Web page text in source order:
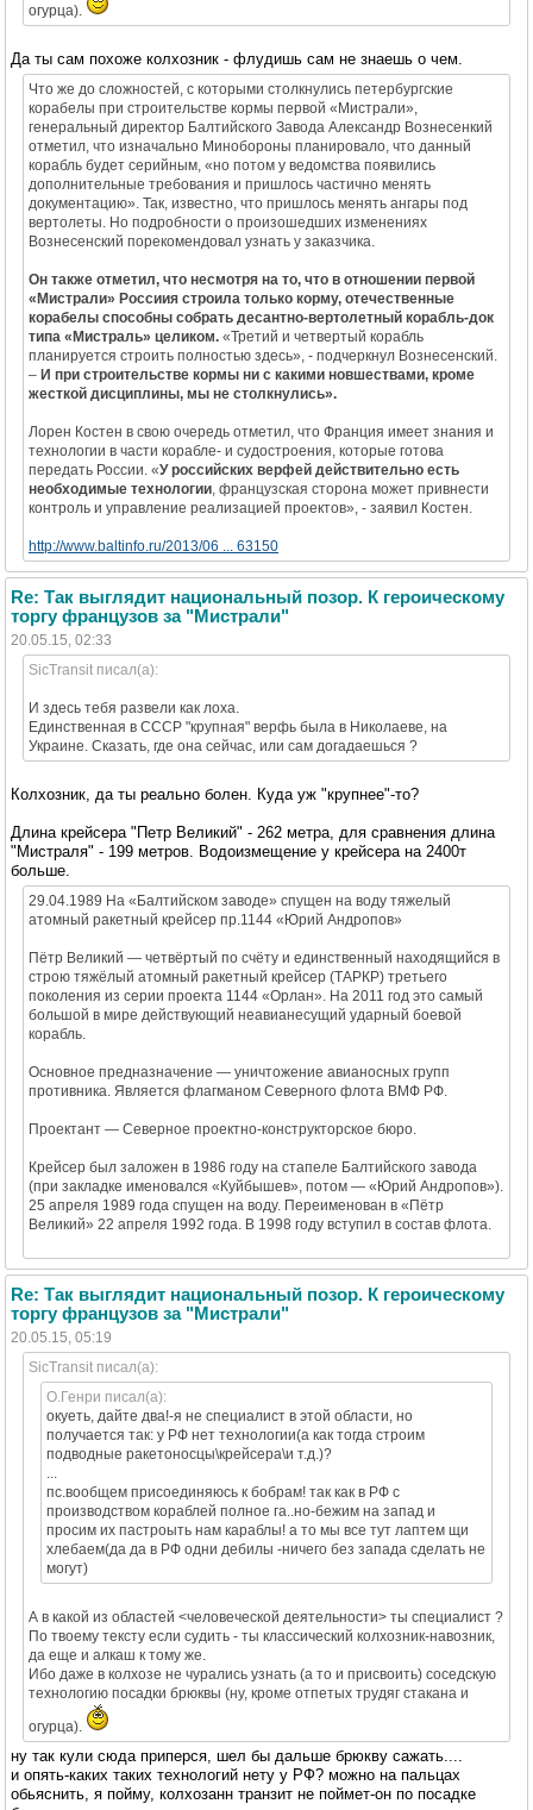
огурца).
Да ты сам похоже колхозник - флудишь сам не знаешь о чем.
Что же до сложностей, с которыми столкнулись петербургские
корабелы при строительстве кормы первой «Мистрали»,
генеральный директор Балтийского Завода Александр Вознесенкий
отметил, что изначально Минобороны планировало, что данный
корабль будет серийным, «но потом у ведомства появились
дополнительные требования и пришлось частично менять
документацию». Так, известно, что пришлось менять ангары под
вертолеты. Но подробности о произошедших изменениях
Вознесенский порекомендовал узнать у заказчика.
Он также отметил, что несмотря на то, что в отношении первой
«Мистрали» Россиия строила только корму, отечественные
корабелы способны собрать десантно-вертолетный корабль-док
типа «Мистраль» целиком. «Третий и четвертый корабль
планируется строить полностью здесь», - подчеркнул Вознесенский.
– И при строительстве кормы ни с какими новшествами, кроме
жесткой дисциплины, мы не столкнулись».
Лорен Костен в свою очередь отметил, что Франция имеет знания и
технологии в части корабле- и судостроения, которые готова
передать России. «У российских верфей действительно есть
необходимые технологии , французская сторона может привнести
контроль и управление реализацией проектов», - заявил Костен.
http://www.baltinfo.ru/2013/06 ... 63150
Re: Так выглядит национальный позор. К героическому
торгу французов за "Мистрали"
20.05.15, 02:33
SicTransit писал(а):
И здесь тебя развели как лоха.
Единственная в СССР "крупная" верфь была в Николаеве, на
Украине. Сказать, где она сейчас, или сам догадаешься ?
Колхозник, да ты реально болен. Куда уж "крупнее"-то?
Длина крейсера "Петр Великий" - 262 метра, для сравнения длина
"Мистраля" - 199 метров. Водоизмещение у крейсера на 2400т
больше.
29.04.1989 На «Балтийском заводе» спущен на воду тяжелый
атомный ракетный крейсер пр.1144 «Юрий Андропов»
Пётр Великий — четвёртый по счёту и единственный находящийся в
строю тяжёлый атомный ракетный крейсер (ТАРКР) третьего
поколения из серии проекта 1144 «Орлан». На 2011 год это самый
большой в мире действующий неавианесущий ударный боевой
корабль.
Основное предназначение — уничтожение авианосных групп
противника. Является флагманом Северного флота ВМФ РФ.
Проектант — Северное проектно-конструкторское бюро.
Крейсер был заложен в 1986 году на стапеле Балтийского завода
(при закладке именовался «Куйбышев», потом — «Юрий Андропов»).
25 апреля 1989 года спущен на воду. Переименован в «Пётр
Великий» 22 апреля 1992 года. В 1998 году вступил в состав флота.
Re: Так выглядит национальный позор. К героическому
торгу французов за "Мистрали"
20.05.15, 05:19
SicTransit писал(а):
O.Генри писал(а):
окуеть, дайте два!-я не специалист в этой области, но
получается так: у РФ нет технологии(а как тогда строим
подводные ракетоносцы\крейсера\и т.д.)?
пс.вообщем присоединяюсь к бобрам! так как в РФ с
производством кораблей полное га..но-бежим на запад и
просим их пастроыть нам караблы! а то мы все тут лаптем щи
хлебаем(да да в РФ одни дебилы -ничего без запада сделать не
могут)
А в какой из областей <человеческой деятельности> ты специалист ?
По твоему тексту если судить - ты классический колхозник-навозник,
да еще и алкаш к тому же.
Ибо даже в колхозе не чурались узнать (а то и присвоить) соседскую
технологию посадки брюквы (ну, кроме отпетых трудяг стакана и
огурца).
ну так кули сюда приперся, шел бы дальше брюкву сажать....
и опять-каких таких технологий нету у РФ? можно на пальцах
обьяснить, я пойму, колхозанн транзит не поймет-он по посадке